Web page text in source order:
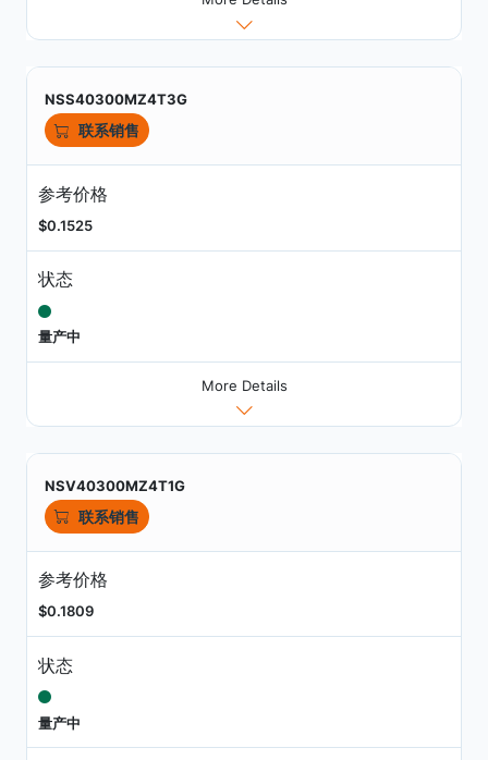
NSS40300MZ4T3G
联系销售
参考价格
$0.1525
状态
量产中
More Details
NSV40300MZ4T1G
联系销售
参考价格
$0.1809
状态
量产中